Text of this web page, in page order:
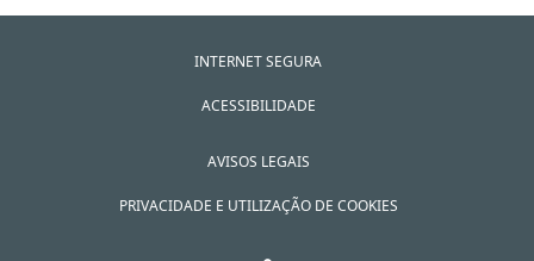
INTERNET SEGURA
ACESSIBILIDADE
AVISOS LEGAIS
PRIVACIDADE E UTILIZAÇÃO DE COOKIES